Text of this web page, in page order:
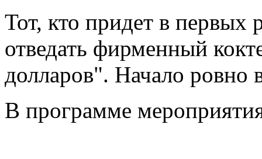
Тот, кто придет в первых
отведать фирменный
долларов". Начало ровно
В программе